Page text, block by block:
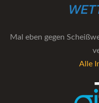
Mal eben gegen
Alle